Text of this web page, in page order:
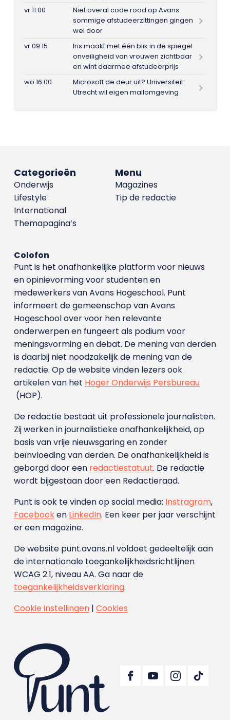
vr 11:00
Niet overal code rood op Avans:
sommige afstudeerzittingen gingen
wel door
vr 09:15
Iris maakt met één blik in de spiegel
onveiligheid van vrouwen zichtbaar
en wint daarmee afstudeerprijs
wo 16:00
Microsoft de deur uit? Universiteit
Utrecht wil eigen mailomgeving
Menu
Magazines
Tip de redactie
Categorieën
Onderwijs
Lifestyle
International
Themapagina’s
Colofon
Punt is het onafhankelijke platform voor nieuws
en opinievorming voor studenten en
medewerkers van Avans Hoge­school. Punt
informeert de gemeenschap van Avans
Hogeschool over voor hen relevante
onderwerpen en fungeert als podium voor
meningsvorming en debat. De mening van derden
is daarbij niet noodzakelijk de mening van de
redactie. Op de website vinden lezers ook
artikelen van het Hoger Onderwijs Persbureau
(HOP).
De redactie bestaat uit professionele journalisten.
Zij werken in journalistieke onafhankelijkheid, op
basis van vrije nieuwsgaring en zonder
beïnvloeding van derden. De onafhankelijkheid is
geborgd door een redactiestatuut. De redactie
wordt bijgestaan door een Redactieraad.
Punt is ook te vinden op social media: Instragram,
Facebooken LinkedIn. Een keer per jaar verschijnt
er een magazine.
De website punt.avans.nl voldoet gedeeltelijk aan
de internationale toegankelijkheidsrichtlijnen
WCAG 2.1, niveau AA. Ga naar de
toegankelijkheidsverklaring.
Cookie instellingen| Cookies